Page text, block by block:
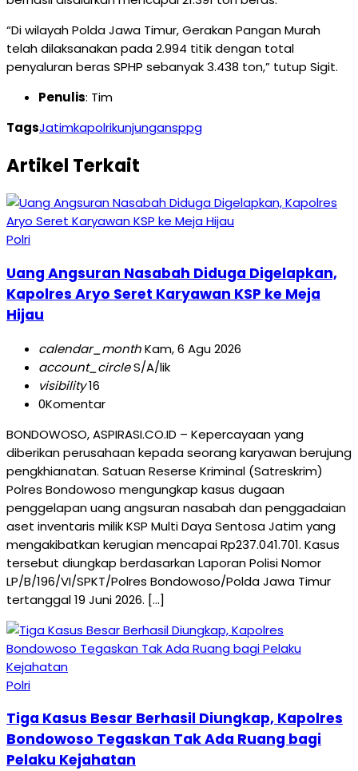
“Di wilayah Polda Jawa Timur, Gerakan Pangan Murah
telah dilaksanakan pada 2.994 titik dengan total
penyaluran beras SPHP sebanyak 3.438 ton,” tutup Sigit.
Penulis: Tim
TagsJatimkapolrikunjungansppg
Artikel Terkait
Polri
Uang Angsuran Nasabah Diduga Digelapkan,
Kapolres Aryo Seret Karyawan KSP ke Meja
Hijau
calendar_monthKam, 6 Agu 2026
account_circleS/A/lik
visibility16
0Komentar
BONDOWOSO, ASPIRASI.CO.ID – Kepercayaan yang
diberikan perusahaan kepada seorang karyawan berujung
pengkhianatan. Satuan Reserse Kriminal (Satreskrim)
Polres Bondowoso mengungkap kasus dugaan
penggelapan uang angsuran nasabah dan penggadaian
aset inventaris milik KSP Multi Daya Sentosa Jatim yang
mengakibatkan kerugian mencapai Rp237.041.701. Kasus
tersebut diungkap berdasarkan Laporan Polisi Nomor
LP/B/196/VI/SPKT/Polres Bondowoso/Polda Jawa Timur
tertanggal 19 Juni 2026. […]
Polri
Tiga Kasus Besar Berhasil Diungkap, Kapolres
Bondowoso Tegaskan Tak Ada Ruang bagi
Pelaku Kejahatan